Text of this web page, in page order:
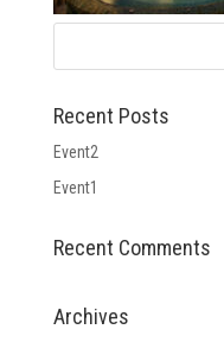
Recent Posts
Event2
Event1
Recent Comments
Archives